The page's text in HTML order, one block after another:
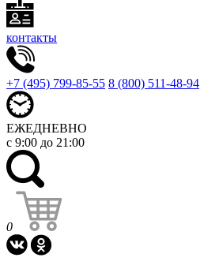
контакты
+7 (495) 799-85-55 8 (800) 511-48-94
ЕЖЕДНЕВНО
с 9:00 до 21:00
0